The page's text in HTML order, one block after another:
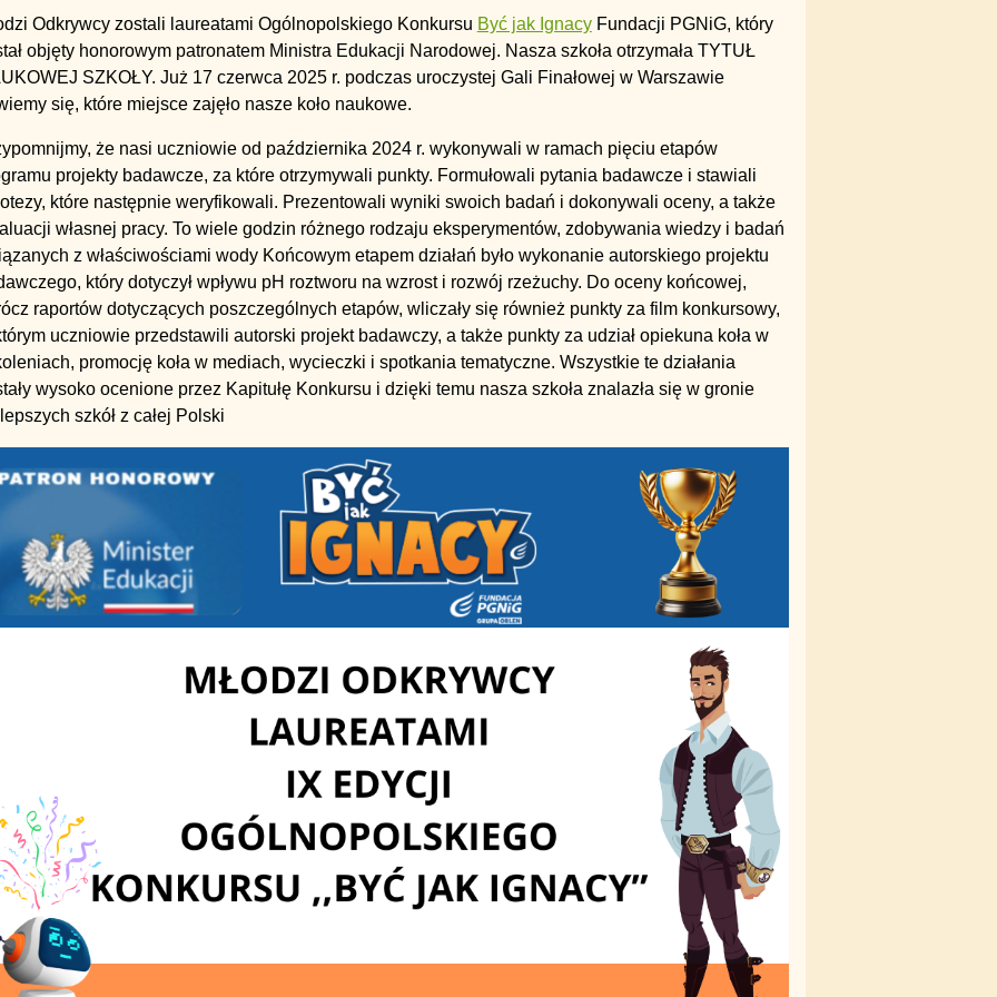
Odkrywcy zostali laureatami Ogólnopolskiego Konkursu Być jak IgnacyFundacji PGNiG, który
objęty honorowym patronatem Ministra Edukacji Narodowej. Nasza szkoła otrzymała TYTUŁ
SZKOŁY. Już 17 czerwca 2025 r. podczas uroczystej Gali Finałowej w Warszawie
się, które miejsce zajęło nasze koło naukowe.
że nasi uczniowie od października 2024 r. wykonywali w ramach pięciu etapów
projekty badawcze, za które otrzymywali punkty. Formułowali pytania badawcze i stawiali
które następnie weryfikowali. Prezentowali wyniki swoich badań i dokonywali oceny, a także
własnej pracy. To wiele godzin różnego rodzaju eksperymentów, zdobywania wiedzy i badań
z właściwościami wody Końcowym etapem działań było wykonanie autorskiego projektu
który dotyczył wpływu pH roztworu na wzrost i rozwój rzeżuchy. Do oceny końcowej,
raportów dotyczących poszczególnych etapów, wliczały się również punkty za film konkursowy,
uczniowie przedstawili autorski projekt badawczy, a także punkty za udział opiekuna koła w
promocję koła w mediach, wycieczki i spotkania tematyczne. Wszystkie te działania
wysoko ocenione przez Kapitułę Konkursu i dzięki temu nasza szkoła znalazła się w gronie
szkół z całej Polski